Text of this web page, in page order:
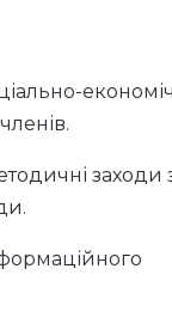
заходи